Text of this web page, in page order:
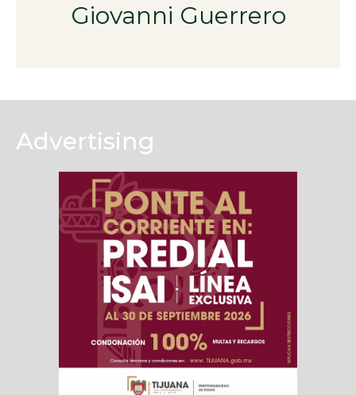
Giovanni Guerrero
Advertising